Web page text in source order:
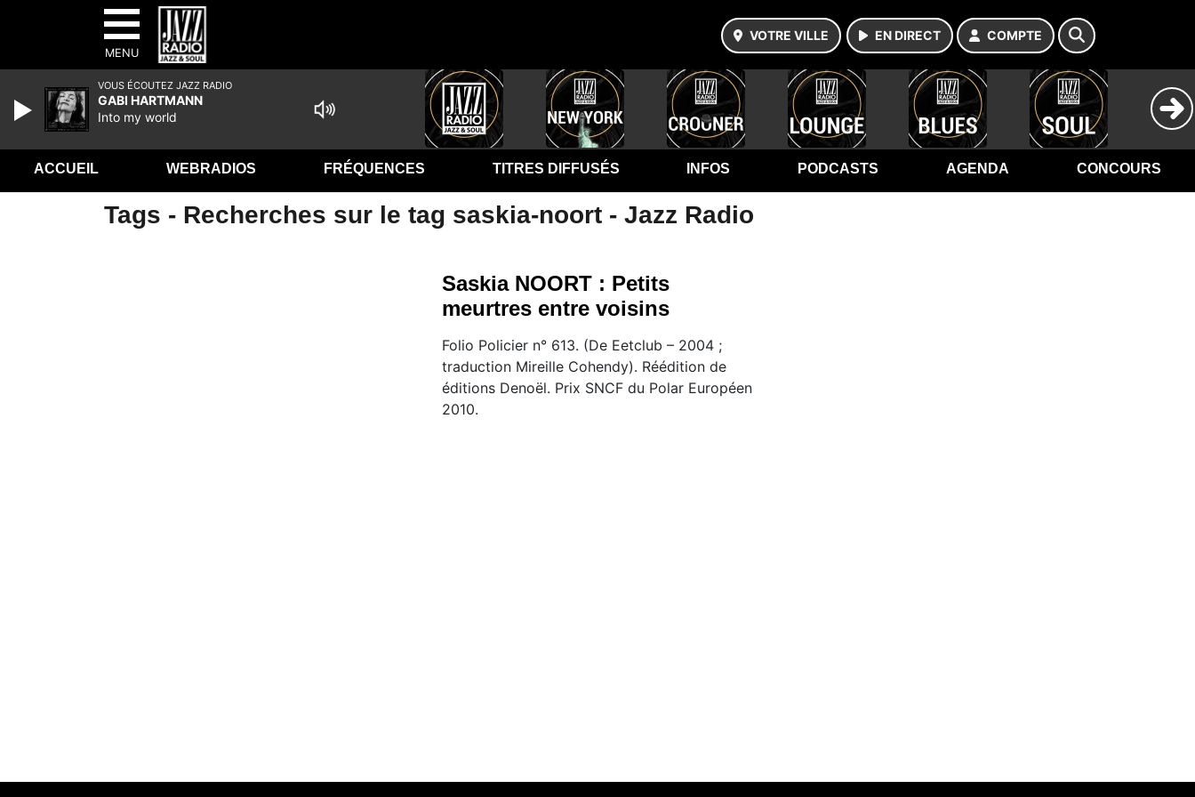
MENU
VOTRE VILLE EN DIRECT COMPTE
ACCUEIL WEBRADIOS FRÉQUENCES TITRES DIFFUSÉS INFOS PODCASTS AGENDA CONCOURS
Tags - Recherches sur le tag saskia-noort - Jazz Radio
Saskia NOORT : Petits
meurtres entre voisins
Folio Policier n° 613. (De Eetclub – 2004 ;
traduction Mireille Cohendy). Réédition de
éditions Denoël. Prix SNCF du Polar Européen
2010.
VOUS ÉCOUTEZ JAZZ RADIO
GABI HARTMANN
Into my world